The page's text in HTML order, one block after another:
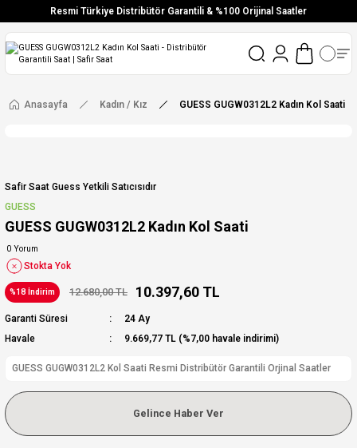
Resmi Türkiye Distribütör Garantili & %100 Orijinal Saatler
Vade Farksız 6 Taksit
Ücretsiz Kargo
Anasayfa Kadın / Kız GUESS GUGW0312L2 Kadın Kol Saati
Safir Saat Guess Yetkili Satıcısıdır
GUESS
GUESS GUGW0312L2 Kadın Kol Saati
0 Yorum
Stokta Yok
%18 İndirim 12.680,00 TL 10.397,60 TL
Garanti Süresi
24 Ay
Havale
9.669,77 TL (%7,00 havale indirimi)
GUESS GUGW0312L2 Kol Saati Resmi Distribütör Garantili Orjinal Saatler
Gelince Haber Ver